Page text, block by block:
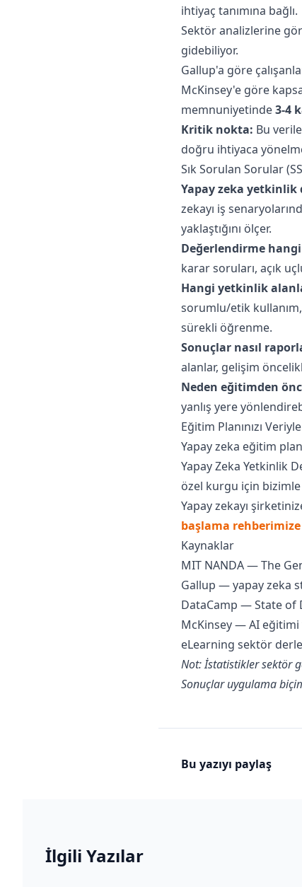
ihtiyaç tanımına bağlı.
Sektör analizlerine
gidebiliyor.
Gallup'a göre
McKinsey'e göre
memnuniyetinde3-4
Kritik nokta: Bu
doğru ihtiyaca
Sık Sorulan Sorular
Yapay zeka
zekayı iş
yaklaştığını ölçer.
Değerlendirme
karar soruları, açık
Hangi yetkinlik
sorumlu/etik kullanım,
sürekli öğrenme.
Sonuçlar nasıl
alanlar, gelişim
Neden eğitimden
yanlış yere
Eğitim Planınızı
Yapay zeka eğitim
Yapay Zeka Yetkinlik
özel kurgu için
Yapay zekayı
başlama rehberimize
Kaynaklar
MIT NANDA — The
Gallup — yapay zeka
DataCamp — State of
McKinsey — AI
eLearning sektör
Not: İstatistikler sektör
Sonuçlar uygulama
Bu yazıyı paylaş
İlgili Yazılar